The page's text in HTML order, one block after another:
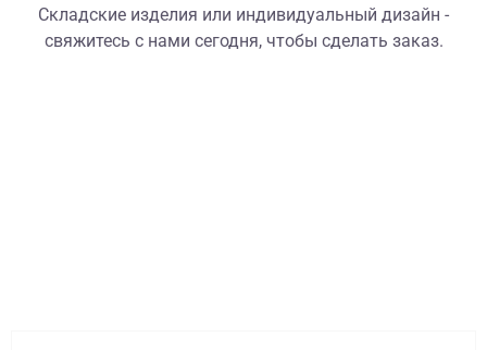
Складские изделия или индивидуальный дизайн -
свяжитесь с нами сегодня, чтобы сделать заказ.